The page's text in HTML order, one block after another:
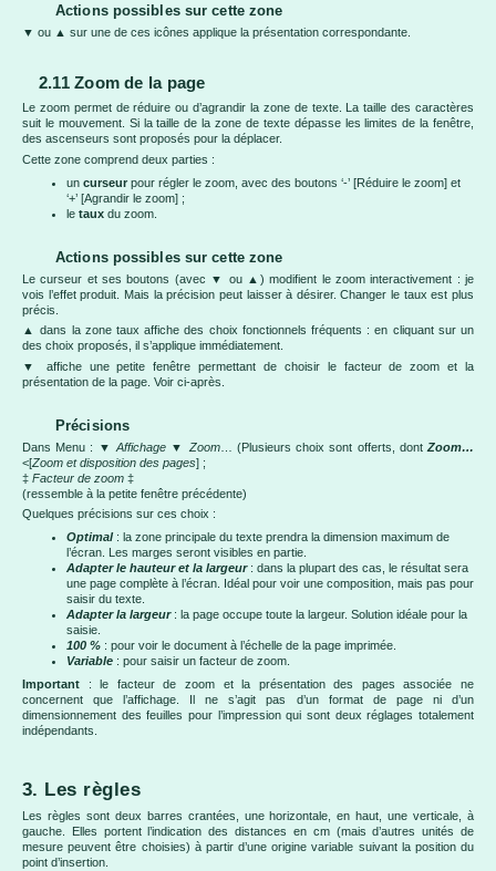
Actions possibles sur cette zone
▼ ou ▲ sur une de ces icônes applique la présentation correspondante.
2.11 Zoom de la page
Le zoom permet de réduire ou d’agrandir la zone de texte. La taille des caractères
suit le mouvement. Si la taille de la zone de texte dépasse les limites de la fenêtre,
des ascenseurs sont proposés pour la déplacer.
Cette zone comprend deux parties :
un curseur pour régler le zoom, avec des boutons ‘-’ [Réduire le zoom] et
‘+’ [Agrandir le zoom] ;
le taux du zoom.
Actions possibles sur cette zone
Le curseur et ses boutons (avec ▼ ou ▲) modifient le zoom interactivement : je
vois l’effet produit. Mais la précision peut laisser à désirer. Changer le taux est plus
précis.
▲ dans la zone taux affiche des choix fonctionnels fréquents : en cliquant sur un
des choix proposés, il s’applique immédiatement.
▼ affiche une petite fenêtre permettant de choisir le facteur de zoom et la
présentation de la page. Voir ci-après.
Précisions
Dans Menu : ▼Affichage ▼ Zoom… (Plusieurs choix sont offerts, dontZoom…
<[Zoom et disposition des pages] ;
‡ Facteur de zoom ‡
(ressemble à la petite fenêtre précédente)
Quelques précisions sur ces choix :
Optimal: la zone principale du texte prendra la dimension maximum de
l’écran. Les marges seront visibles en partie.
Adapter le hauteur et la largeur : dans la plupart des cas, le résultat sera
une page complète à l’écran. Idéal pour voir une composition, mais pas pour
saisir du texte.
Adapter la largeur : la page occupe toute la largeur. Solution idéale pour la
saisie.
100 % : pour voir le document à l’échelle de la page imprimée.
Variable : pour saisir un facteur de zoom.
Important : le facteur de zoom et la présentation des pages associée ne
concernent que l’affichage. Il ne s’agit pas d’un format de page ni d’un
dimensionnement des feuilles pour l’impression qui sont deux réglages totalement
indépendants.
3. Les règles
Les règles sont deux barres crantées, une horizontale, en haut, une verticale, à
gauche. Elles portent l’indication des distances en cm (mais d’autres unités de
mesure peuvent être choisies) à partir d’une origine variable suivant la position du
point d’insertion.